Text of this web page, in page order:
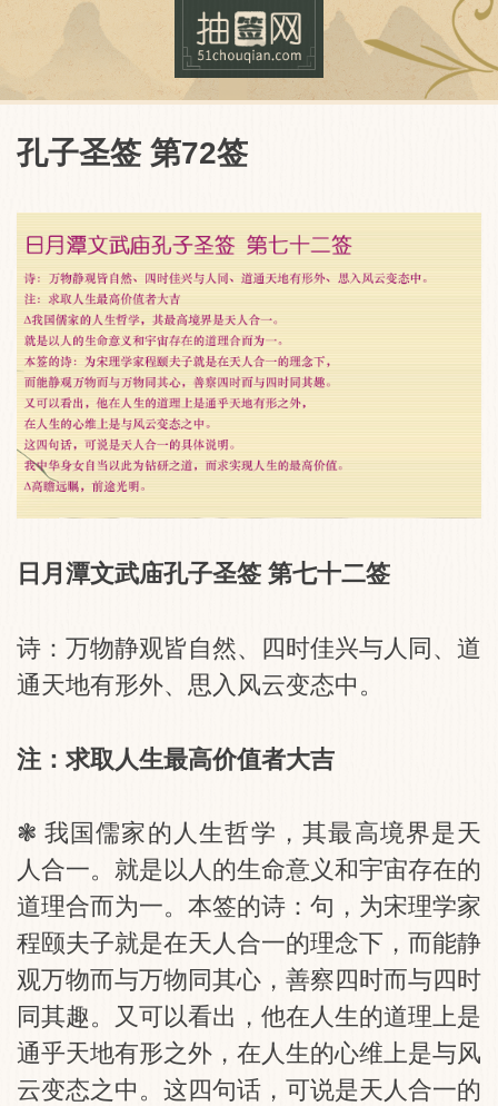
抽签网
孔子圣签 第72签
日月潭文武庙孔子圣签 第七十二签
诗：万物静观皆自然、四时佳兴与人同、道
通天地有形外、思入风云变态中。
注：求取人生最高价值者大吉
❃ 我国儒家的人生哲学，其最高境界是天
人合一。就是以人的生命意义和宇宙存在的
道理合而为一。本签的诗：句，为宋理学家
程颐夫子就是在天人合一的理念下，而能静
观万物而与万物同其心，善察四时而与四时
同其趣。又可以看出，他在人生的道理上是
通乎天地有形之外，在人生的心维上是与风
云变态之中。这四句话，可说是天人合一的